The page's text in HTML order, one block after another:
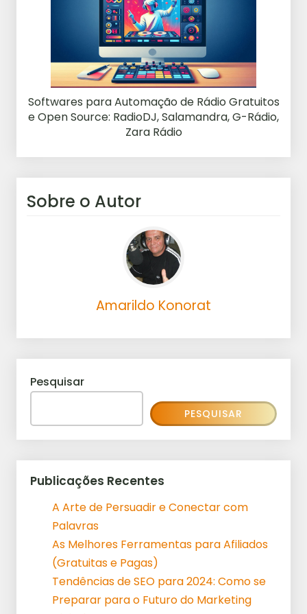
Softwares para Automação de Rádio Gratuitos
e Open Source: RadioDJ, Salamandra, G-Rádio,
Zara Rádio
Sobre o Autor
Amarildo Konorat
Pesquisar
PESQUISAR
Publicações Recentes
A Arte de Persuadir e Conectar com
Palavras
As Melhores Ferramentas para Afiliados
(Gratuitas e Pagas)
Tendências de SEO para 2024: Como se
Preparar para o Futuro do Marketing